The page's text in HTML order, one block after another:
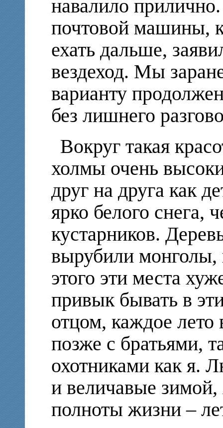
навалило
почтовой машины,
ехать дальше,
вездеход. Мы
варианту
без лишнего
Вокруг такая
холмы очень
друг на друга как
ярко белого снега,
кустарников.
вырубили монголы,
этого эти места
привык бывать в
отцом, каждое
позже с братьями,
охотниками как я.
и величавые зимой,
полноты жизни –